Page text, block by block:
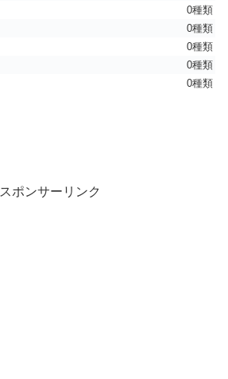
0種類
0種類
0種類
0種類
0種類
スポンサーリンク